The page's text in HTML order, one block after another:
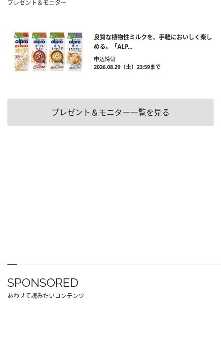
プレゼント＆モニター
良質な植物性ミルクを、手軽においしく楽し
める。「ALP...
申込締切
2026.08.29（土）23:59まで
プレゼント＆モニター一覧を見る
SPONSORED
あわせて読みたいコンテンツ